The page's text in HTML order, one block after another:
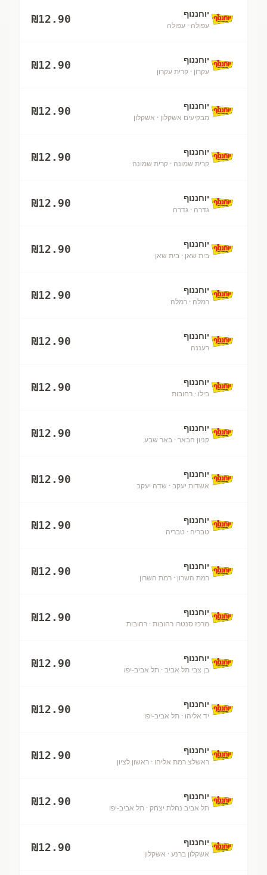
יוחננוף
עפולה · עפולה
₪12.90
יוחננוף
עקרון · קרית עקרון
₪12.90
יוחננוף
מבקיעים אשקלון · אשקלון
₪12.90
יוחננוף
קרית שמונה · קרית שמונה
₪12.90
יוחננוף
גדרה · גדרה
₪12.90
יוחננוף
בית שאן · בית שאן
₪12.90
יוחננוף
רמלה · רמלה
₪12.90
יוחננוף
רעננה
₪12.90
יוחננוף
בילו · רחובות
₪12.90
יוחננוף
קניון הבאר · באר שבע
₪12.90
יוחננוף
אשדות יעקב · שדה יעקב
₪12.90
יוחננוף
טבריה · טבריה
₪12.90
יוחננוף
רמת השרון · רמת השרון
₪12.90
יוחננוף
מרכז סנטרו רחובות · רחובות
₪12.90
יוחננוף
בן צבי תל אביב · תל אביב-יפו
₪12.90
יוחננוף
יד אליהו · תל אביב-יפו
₪12.90
יוחננוף
ראשלצ רמת אליהו · ראשון לציון
₪12.90
יוחננוף
תל אביב נחלת יצחק · תל אביב-יפו
₪12.90
יוחננוף
אשקלון ברנע · אשקלון
₪12.90